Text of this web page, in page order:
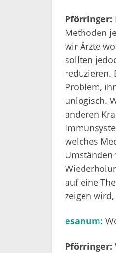
Pförringer:
Methoden
wir Ärzte
sollten
reduzieren.
Problem,
unlogisch.
anderen
welches
Umständen
auf eine
zeigen
esanum:
Pförringer: